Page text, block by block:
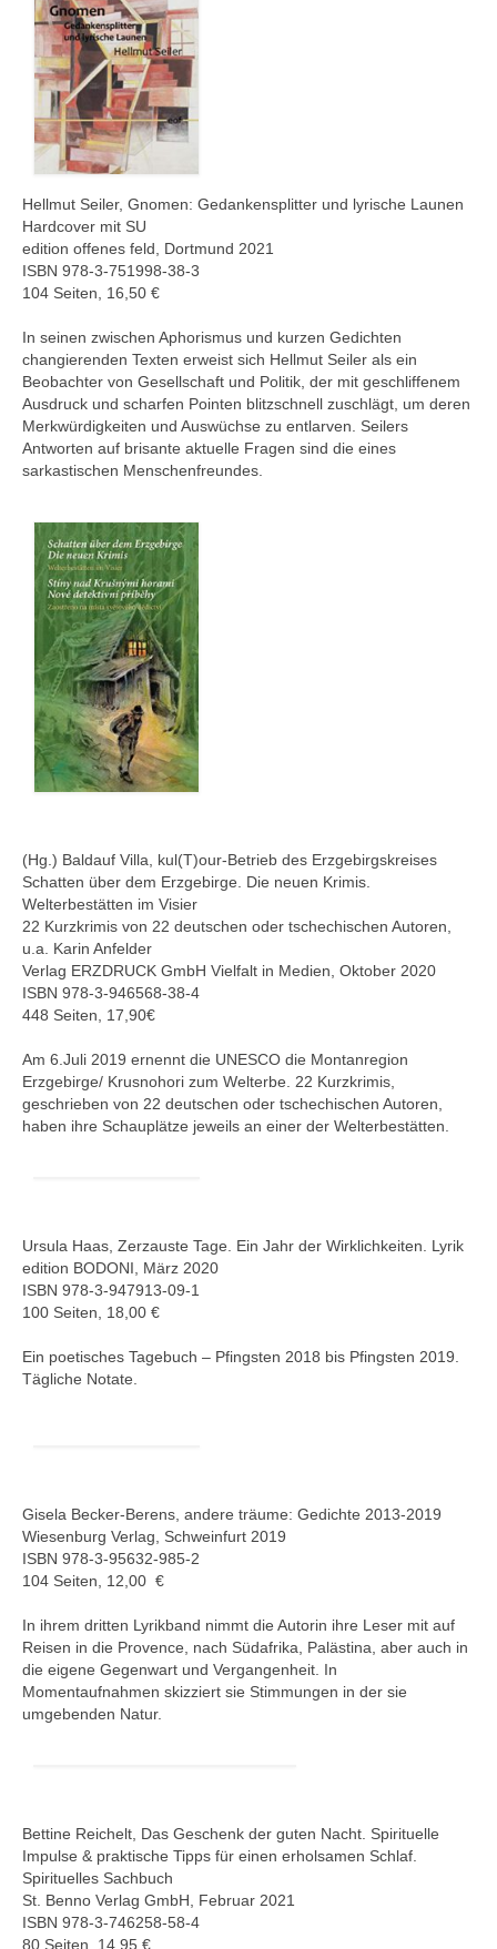
Hellmut Seiler, Gnomen: Gedankensplitter und lyrische Launen
Hardcover mit SU
edition offenes feld, Dortmund 2021
ISBN 978-3-751998-38-3
104 Seiten, 16,50 €
In seinen zwischen Aphorismus und kurzen Gedichten
changierenden Texten erweist sich Hellmut Seiler als ein
Beobachter von Gesellschaft und Politik, der mit geschliffenem
Ausdruck und scharfen Pointen blitzschnell zuschlägt, um deren
Merkwürdigkeiten und Auswüchse zu entlarven. Seilers
Antworten auf brisante aktuelle Fragen sind die eines
sarkastischen Menschenfreundes.
(Hg.) Baldauf Villa, kul(T)our-Betrieb des Erzgebirgskreises
Schatten über dem Erzgebirge. Die neuen Krimis.
Welterbestätten im Visier
22 Kurzkrimis von 22 deutschen oder tschechischen Autoren,
u.a. Karin Anfelder
Verlag ERZDRUCK GmbH Vielfalt in Medien, Oktober 2020
ISBN 978-3-946568-38-4
448 Seiten, 17,90€
Am 6.Juli 2019 ernennt die UNESCO die Montanregion
Erzgebirge/ Krusnohori zum Welterbe. 22 Kurzkrimis,
geschrieben von 22 deutschen oder tschechischen Autoren,
haben ihre Schauplätze jeweils an einer der Welterbestätten.
Ursula Haas, Zerzauste Tage. Ein Jahr der Wirklichkeiten. Lyrik
edition BODONI, März 2020
ISBN 978-3-947913-09-1
100 Seiten, 18,00 €
Ein poetisches Tagebuch – Pfingsten 2018 bis Pfingsten 2019.
Tägliche Notate.
Gisela Becker-Berens, andere träume: Gedichte 2013-2019
Wiesenburg Verlag, Schweinfurt 2019
ISBN 978-3-95632-985-2
104 Seiten, 12,00 €
In ihrem dritten Lyrikband nimmt die Autorin ihre Leser mit auf
Reisen in die Provence, nach Südafrika, Palästina, aber auch in
die eigene Gegenwart und Vergangenheit. In
Momentaufnahmen skizziert sie Stimmungen in der sie
umgebenden Natur.
Bettine Reichelt, Das Geschenk der guten Nacht. Spirituelle
Impulse & praktische Tipps für einen erholsamen Schlaf.
Spirituelles Sachbuch
St. Benno Verlag GmbH, Februar 2021
ISBN 978-3-746258-58-4
80 Seiten, 14,95 €